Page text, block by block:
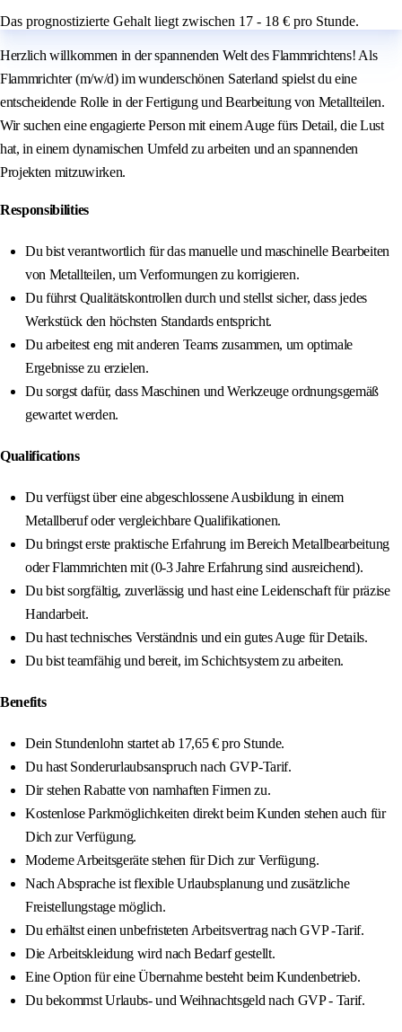
Das prognostizierte Gehalt liegt zwischen 17 - 18 € pro Stunde.
Herzlich willkommen in der spannenden Welt des Flammrichtens! Als
Flammrichter (m/w/d) im wunderschönen Saterland spielst du eine
entscheidende Rolle in der Fertigung und Bearbeitung von Metallteilen.
Wir suchen eine engagierte Person mit einem Auge fürs Detail, die Lust
hat, in einem dynamischen Umfeld zu arbeiten und an spannenden
Projekten mitzuwirken.
Responsibilities
Du bist verantwortlich für das manuelle und maschinelle Bearbeiten
von Metallteilen, um Verformungen zu korrigieren.
Du führst Qualitätskontrollen durch und stellst sicher, dass jedes
Werkstück den höchsten Standards entspricht.
Du arbeitest eng mit anderen Teams zusammen, um optimale
Ergebnisse zu erzielen.
Du sorgst dafür, dass Maschinen und Werkzeuge ordnungsgemäß
gewartet werden.
Qualifications
Du verfügst über eine abgeschlossene Ausbildung in einem
Metallberuf oder vergleichbare Qualifikationen.
Du bringst erste praktische Erfahrung im Bereich Metallbearbeitung
oder Flammrichten mit (0‑3 Jahre Erfahrung sind ausreichend).
Du bist sorgfältig, zuverlässig und hast eine Leidenschaft für präzise
Handarbeit.
Du hast technisches Verständnis und ein gutes Auge für Details.
Du bist teamfähig und bereit, im Schichtsystem zu arbeiten.
Benefits
Dein Stundenlohn startet ab 17,65 € pro Stunde.
Du hast Sonderurlaubsanspruch nach GVP-Tarif.
Dir stehen Rabatte von namhaften Firmen zu.
Kostenlose Parkmöglichkeiten direkt beim Kunden stehen auch für
Dich zur Verfügung.
Moderne Arbeitsgeräte stehen für Dich zur Verfügung.
Nach Absprache ist flexible Urlaubsplanung und zusätzliche
Freistellungstage möglich.
Du erhältst einen unbefristeten Arbeitsvertrag nach GVP -Tarif.
Die Arbeitskleidung wird nach Bedarf gestellt.
Eine Option für eine Übernahme besteht beim Kundenbetrieb.
Du bekommst Urlaubs- und Weihnachtsgeld nach GVP - Tarif.